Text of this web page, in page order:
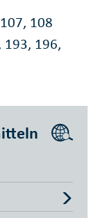
108
193, 196,